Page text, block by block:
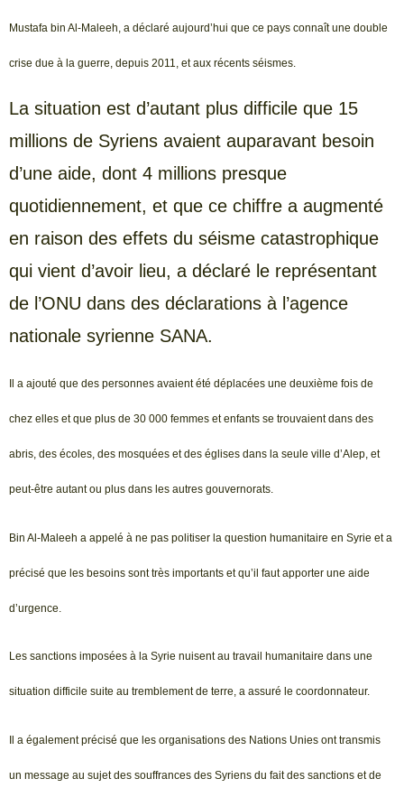
Mustafa bin Al-Maleeh, a déclaré aujourd’hui que ce pays connaît une double
crise due à la guerre, depuis 2011, et aux récents séismes.
La situation est d’autant plus difficile que 15
millions de Syriens avaient auparavant besoin
d’une aide, dont 4 millions presque
quotidiennement, et que ce chiffre a augmenté
en raison des effets du séisme catastrophique
qui vient d’avoir lieu, a déclaré le représentant
de l’ONU dans des déclarations à l’agence
nationale syrienne SANA.
Il a ajouté que des personnes avaient été déplacées une deuxième fois de
chez elles et que plus de 30 000 femmes et enfants se trouvaient dans des
abris, des écoles, des mosquées et des églises dans la seule ville d’Alep, et
peut-être autant ou plus dans les autres gouvernorats.
Bin Al-Maleeh a appelé à ne pas politiser la question humanitaire en Syrie et a
précisé que les besoins sont très importants et qu’il faut apporter une aide
d’urgence.
Les sanctions imposées à la Syrie nuisent au travail humanitaire dans une
situation difficile suite au tremblement de terre, a assuré le coordonnateur.
Il a également précisé que les organisations des Nations Unies ont transmis
un message au sujet des souffrances des Syriens du fait des sanctions et de